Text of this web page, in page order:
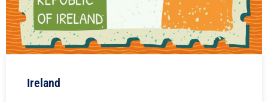
Ireland